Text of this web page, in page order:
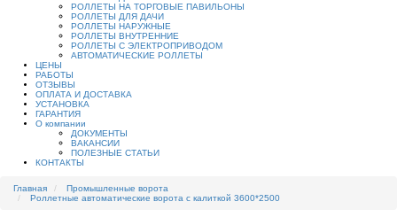
РОЛЛЕТЫ НА ТОРГОВЫЕ ПАВИЛЬОНЫ
РОЛЛЕТЫ ДЛЯ ДАЧИ
РОЛЛЕТЫ НАРУЖНЫЕ
РОЛЛЕТЫ ВНУТРЕННИЕ
РОЛЛЕТЫ С ЭЛЕКТРОПРИВОДОМ
АВТОМАТИЧЕСКИЕ РОЛЛЕТЫ
ЦЕНЫ
РАБОТЫ
ОТЗЫВЫ
ОПЛАТА И ДОСТАВКА
УСТАНОВКА
ГАРАНТИЯ
О компании
ДОКУМЕНТЫ
ВАКАНСИИ
ПОЛЕЗНЫЕ СТАТЬИ
КОНТАКТЫ
Главная
Промышленные ворота
Роллетные автоматические ворота с калиткой 3600*2500